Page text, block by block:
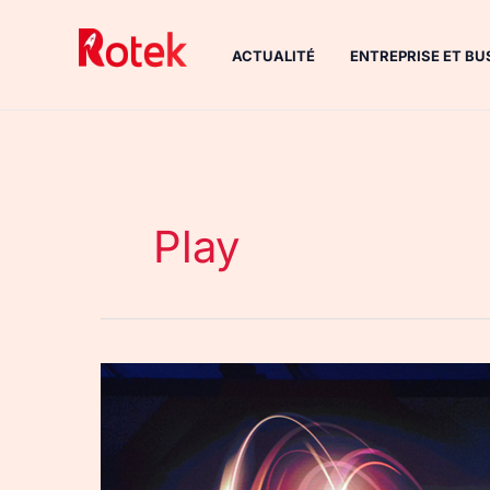
ACTUALITÉ ENTREPRISE ET
Play
IFA